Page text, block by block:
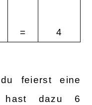
= 4
feierst eine
hast dazu 6